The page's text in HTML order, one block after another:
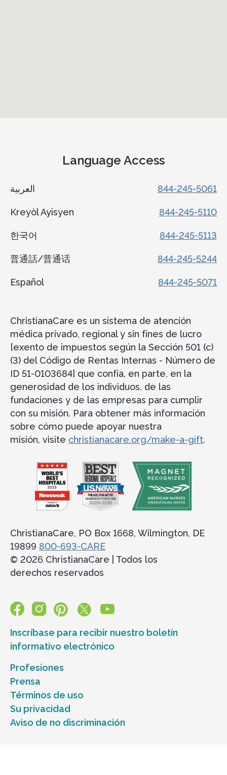
Language Access
844-245-5061
Kreyòl Ayisyen 844-245-5110
한국어 844-245-5113
普通話/普通话 844-245-5244
Español 844-245-5071
ChristianaCare es un sistema de atención
médica privado, regional y sin fines de lucro
[exento de impuestos según la Sección 501 (c)
(3) del Código de Rentas Internas - Número de
ID 51-0103684] que confía, en parte, en la
generosidad de los individuos, de las
fundaciones y de las empresas para cumplir
con su misión. Para obtener más información
sobre cómo puede apoyar nuestra
misión, visite christianacare.org/make-a-gift.
ChristianaCare, PO Box 1668, Wilmington, DE
19899 800-693-CARE
© 2026 ChristianaCare | Todos los
derechos reservados
Inscríbase para recibir nuestro boletín
informativo electrónico
Profesiones
Prensa
Términos de uso
Su privacidad
Aviso de no discriminación